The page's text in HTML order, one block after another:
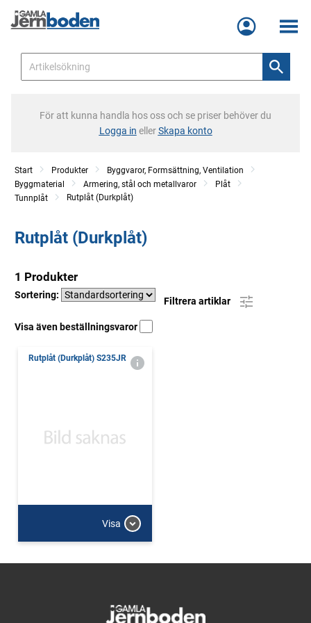
Meny
För att kunna handla hos oss och se priser behöver du
Logga in ellerSkapa konto
Start Produkter
Byggvaror, Formsättning, Ventilation
Byggmaterial
Armering, stål och metallvaror
Plåt
Tunnplåt
Rutplåt (Durkplåt)
Rutplåt (Durkplåt)
1 Produkter
Sortering:
Filtrera artiklar
Visa även beställningsvaror
Rutplåt (Durkplåt) S235JR
Visa